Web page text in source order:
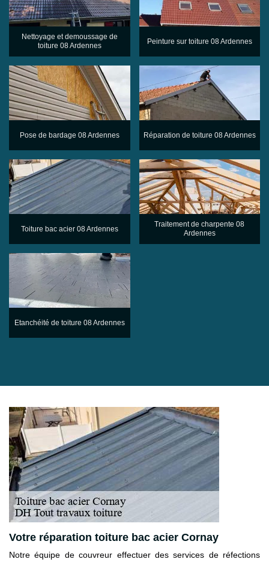
Nettoyage et demoussage de
toiture 08 Ardennes
Peinture sur toiture 08 Ardennes
Pose de bardage 08 Ardennes Réparation de toiture 08 Ardennes
Toiture bac acier 08 Ardennes
Traitement de charpente 08
Ardennes
Etanchéité de toiture 08 Ardennes
Votre réparation toiture bac acier Cornay
Notre équipe de couvreur effectuer des services de réfections